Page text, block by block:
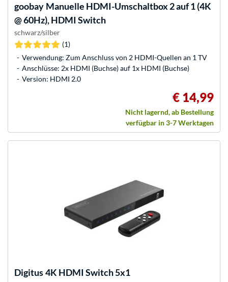
goobay Manuelle HDMI-Umschaltbox 2 auf 1 (4K
@ 60Hz), HDMI Switch
schwarz/silber
(1)
Verwendung: Zum Anschluss von 2 HDMI-Quellen an 1 TV
Anschlüsse: 2x HDMI (Buchse) auf 1x HDMI (Buchse)
Version: HDMI 2.0
€ 14,99
Nicht lagernd, ab Bestellung
verfügbar in 3-7 Werktagen
Digitus4K HDMI Switch 5x1